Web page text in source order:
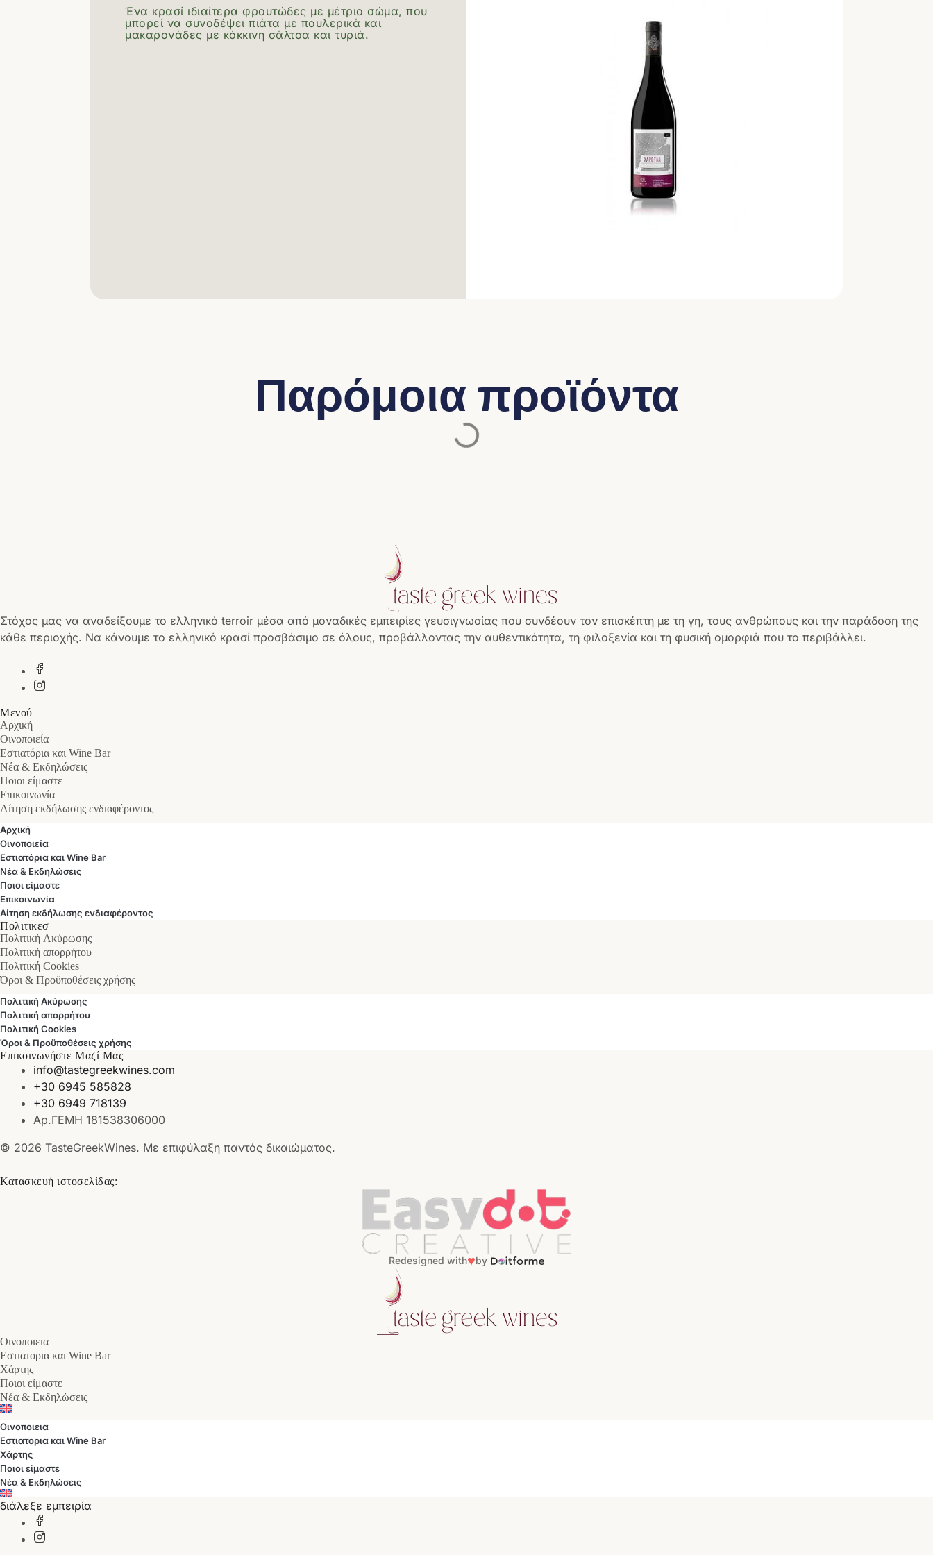
Ένα κρασί ιδιαίτερα φρουτώδες με μέτριο σώμα, που
μπορεί να συνοδέψει πιάτα με πουλερικά και
μακαρονάδες με κόκκινη σάλτσα και τυριά.
Παρόμοια προϊόντα
Στόχος μας να αναδείξουμε το ελληνικό terroir μέσα από μοναδικές εμπειρίες γευσιγνωσίας που συνδέουν τον επισκέπτη με τη γη, τους ανθρώπους και την παράδοση της
κάθε περιοχής. Να κάνουμε το ελληνικό κρασί προσβάσιμο σε όλους, προβάλλοντας την αυθεντικότητα, τη φιλοξενία και τη φυσική ομορφιά που το περιβάλλει.
Μενού
Αρχική
Οινοποιεία
Εστιατόρια και Wine Bar
Νέα & Εκδηλώσεις
Ποιοι είμαστε
Επικοινωνία
Αίτηση εκδήλωσης ενδιαφέροντος
Αρχική
Οινοποιεία
Εστιατόρια και Wine Bar
Νέα & Εκδηλώσεις
Ποιοι είμαστε
Επικοινωνία
Αίτηση εκδήλωσης ενδιαφέροντος
Πολιτικεσ
Πολιτική Ακύρωσης
Πολιτική απορρήτου
Πολιτική Cookies
Όροι & Προϋποθέσεις χρήσης
Πολιτική Ακύρωσης
Πολιτική απορρήτου
Πολιτική Cookies
Όροι & Προϋποθέσεις χρήσης
Επικοινωνήστε Μαζί Μας
info@tastegreekwines.com
+30 6945 585828
+30 6949 718139
Αρ.ΓΕΜΗ 181538306000
© 2026 TasteGreekWines. Με επιφύλαξη παντός δικαιώματος.
Κατασκευή ιστοσελίδας:
Redesigned with♥by
Οινοποιεια
Εστιατορια και Wine Bar
Χάρτης
Ποιοι είμαστε
Νέα & Εκδηλώσεις
Οινοποιεια
Εστιατορια και Wine Bar
Χάρτης
Ποιοι είμαστε
Νέα & Εκδηλώσεις
διάλεξε εμπειρία